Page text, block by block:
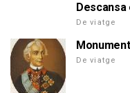
Descansa
De viatge
De viatge